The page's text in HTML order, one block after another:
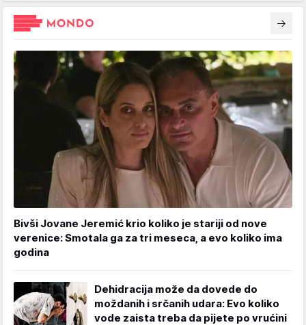
Bivši Jovane Jeremić krio koliko je stariji od nove
verenice: Smotala ga za tri meseca, a evo koliko ima
godina
Dehidracija može da dovede do
moždanih i srčanih udara: Evo koliko
vode zaista treba da pijete po vrućini